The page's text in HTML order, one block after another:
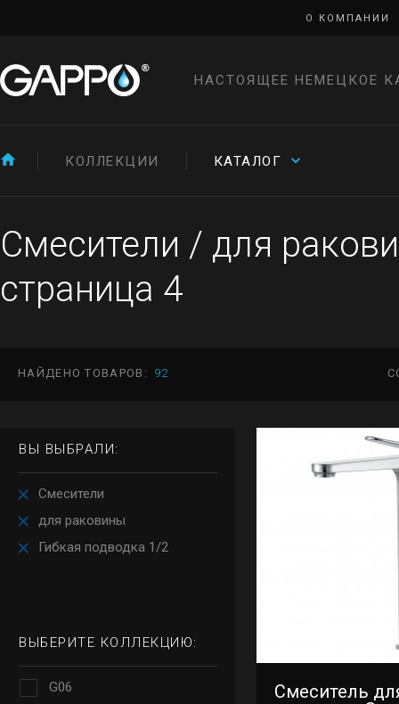
О КОМПАНИИ
НАСТОЯЩЕЕ НЕМЕЦКОЕ
КОЛЛЕКЦИИ КАТАЛОГ
Смесители / для
страница 4
НАЙДЕНО ТОВАРОВ: 92
ВЫ ВЫБРАЛИ:
Смесители
для раковины
Гибкая подводка 1/2
ВЫБЕРИТЕ КОЛЛЕКЦИЮ:
G06
Смеситель